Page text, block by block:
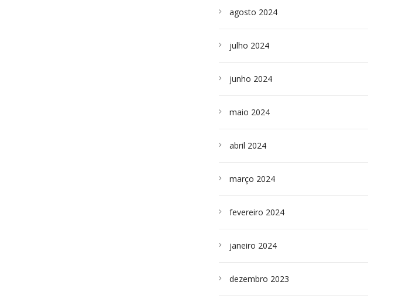
agosto 2024
julho 2024
junho 2024
maio 2024
abril 2024
março 2024
fevereiro 2024
janeiro 2024
dezembro 2023